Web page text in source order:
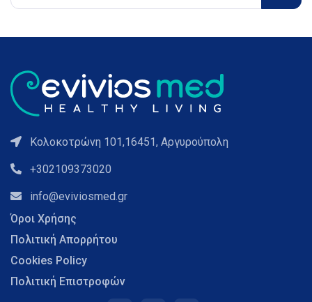
Κολοκοτρώνη 101,16451, Αργυρούπολη
+302109373020
info@eviviosmed.gr
Όροι Χρήσης
Πολιτική Απορρήτου
Cookies Policy
Πολιτική Επιστροφών